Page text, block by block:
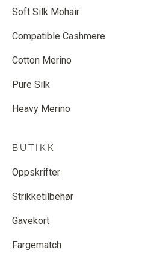
Soft Silk Mohair
Compatible Cashmere
Cotton Merino
Pure Silk
Heavy Merino
BUTIKK
Oppskrifter
Strikketilbehør
Gavekort
Fargematch